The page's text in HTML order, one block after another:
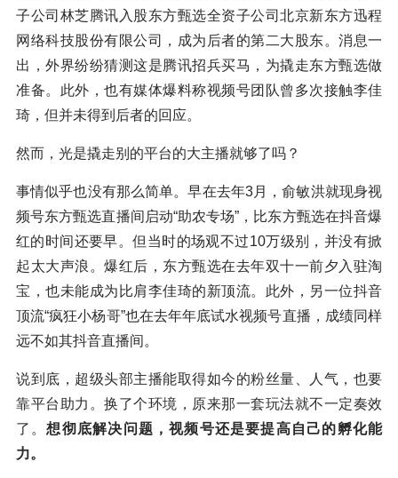
子公司林芝腾讯入股东方甄选全资子公司北京新东方迅程
网络科技股份有限公司，成为后者的第二大股东。消息一
出，外界纷纷猜测这是腾讯招兵买马，为撬走东方甄选做
准备。此外，也有媒体爆料称视频号团队曾多次接触李佳
琦，但并未得到后者的回应。
然而，光是撬走别的平台的大主播就够了吗？
事情似乎也没有那么简单。早在去年3月，俞敏洪就现身视
频号东方甄选直播间启动“助农专场”，比东方甄选在抖音爆
红的时间还要早。但当时的场观不过10万级别，并没有掀
起太大声浪。爆红后，东方甄选在去年双十一前夕入驻淘
宝，也未能成为比肩李佳琦的新顶流。此外，另一位抖音
顶流“疯狂小杨哥”也在去年年底试水视频号直播，成绩同样
远不如其抖音直播间。
说到底，超级头部主播能取得如今的粉丝量、人气，也要
靠平台助力。换了个环境，原来那一套玩法就不一定奏效
了。想彻底解决问题，视频号还是要提高自己的孵化能
力。